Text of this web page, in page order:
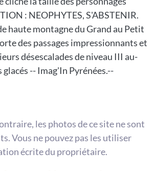
: NEOPHYTES, S'ABSTENIR.
haute montagne du Grand au Petit
des passages impressionnants et
désescalades de niveau III au-
glacés -- Imag'In Pyrénées.--
les photos de ce site ne sont
Vous ne pouvez pas les utiliser
écrite du propriétaire.